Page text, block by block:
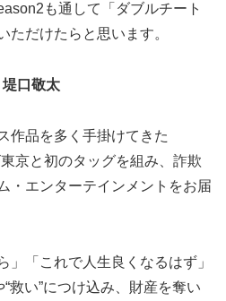
も通して「ダブルチート
ただけたらと思います。
口敬太
作品を多く手掛けてきた
京と初のタッグを組み、詐欺
・エンターテインメントをお届
」「これで人生良くなるはず」
救い”につけ込み、財産を奪い